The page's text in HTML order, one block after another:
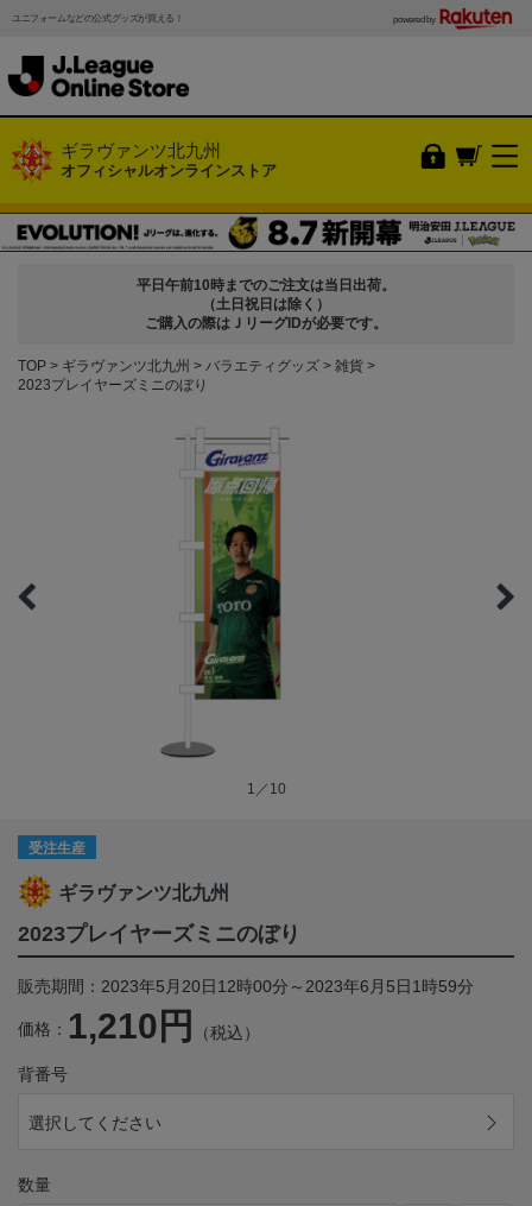
ユニフォームなどの公式グッズが買える！ powered by
ギラヴァンツ北九州
オフィシャルオンラインストア
平日午前10時までのご注文は当日出荷。
（土日祝日は除く）
ご購入の際はＪリーグIDが必要です。
TOP ギラヴァンツ北九州 バラエティグッズ
雑貨
2023プレイヤーズミニのぼり
1／10
受注生産
ギラヴァンツ北九州
2023プレイヤーズミニのぼり
販売期間：2023年5月20日12時00分～2023年6月5日1時59分
価格： 1,210円 （税込）
背番号
選択してください
数量